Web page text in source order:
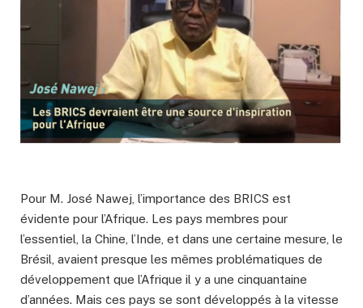
Pour M. José Nawej, l’importance des BRICS est
évidente pour l’Afrique. Les pays membres pour
l’essentiel, la Chine, l’Inde, et dans une certaine mesure, le
Brésil, avaient presque les mêmes problématiques de
développement que l’Afrique il y a une cinquantaine
d’années. Mais ces pays se sont développés à la vitesse